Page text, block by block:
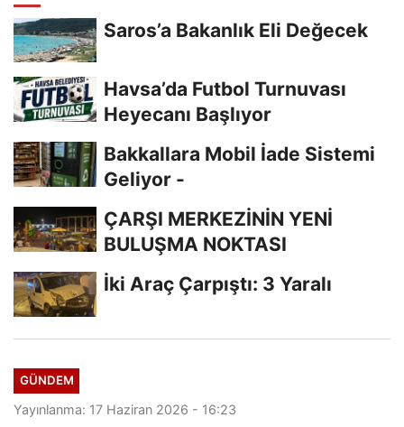
Saros’a Bakanlık Eli Değecek
Havsa’da Futbol Turnuvası
Heyecanı Başlıyor
Bakkallara Mobil İade Sistemi
Geliyor -
ÇARŞI MERKEZİNİN YENİ
BULUŞMA NOKTASI
İki Araç Çarpıştı: 3 Yaralı
GÜNDEM
Yayınlanma: 17 Haziran 2026 - 16:23